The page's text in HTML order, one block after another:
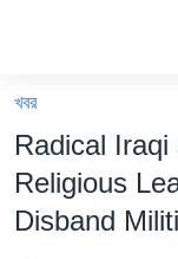
যান।
প্রধান
ন্যাভিগেশনে
যান
যুক্তরাষ্ট্র
খবর
Radical
Religious
Disband